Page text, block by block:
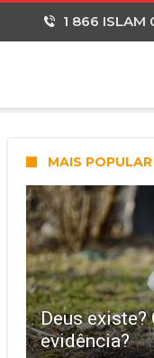
1 866 ISLAM
MAIS POPULAR
Deus existe?
evidência?